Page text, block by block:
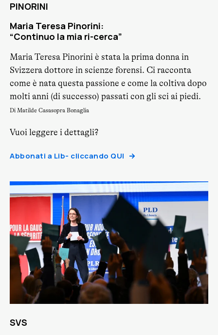
PINORINI
Maria Teresa Pinorini:
“Continuo la mia ri-cerca”
Maria Teresa Pinorini è stata la prima donna in
Svizzera dottore in scienze forensi. Ci racconta
come è nata questa passione e come la coltiva dopo
molti anni (di successo) passati con gli sci ai piedi.
Di Matilde Casasopra Bonaglia
Vuoi leggere i dettagli?
Abbonati a Lib- cliccando QUI
SVS